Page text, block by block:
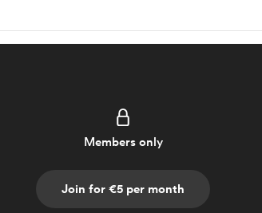
Members only
Join for €5 per month